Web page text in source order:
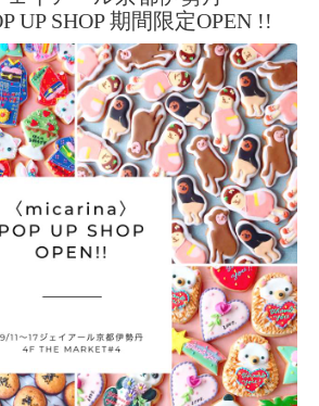
UP SHOP 期間限定OPEN !!